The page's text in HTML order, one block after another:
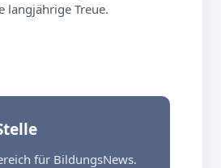
langjährige Treue.
für BildungsNews.